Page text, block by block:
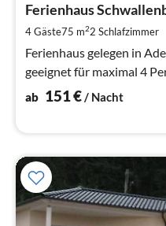
Ferienhaus
4 Gäste75 m22 Schlafzimmer
Ferienhaus gelegen in
geeignet für maximal 4
ab 151€/ Nacht